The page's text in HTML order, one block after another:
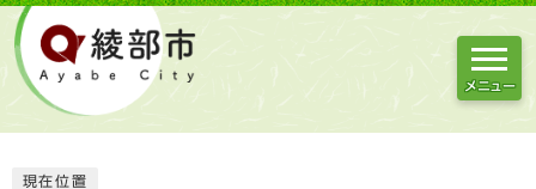
メニュー
現在位置